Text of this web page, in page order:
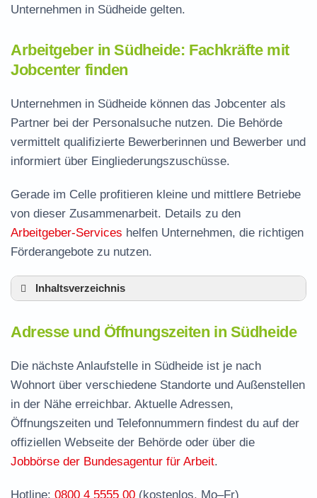
Unternehmen in Südheide gelten.
Arbeitgeber in Südheide: Fachkräfte mit
Jobcenter finden
Unternehmen in Südheide können das Jobcenter als
Partner bei der Personalsuche nutzen. Die Behörde
vermittelt qualifizierte Bewerberinnen und Bewerber und
informiert über Eingliederungszuschüsse.
Gerade im Celle profitieren kleine und mittlere Betriebe
von dieser Zusammenarbeit. Details zu den
Arbeitgeber-Services helfen Unternehmen, die richtigen
Förderangebote zu nutzen.
Inhaltsverzeichnis
Leistungen der Arbeitsvermittlung in Südheide
Termin vereinbaren und Bürgergeld beantragen
Jobcenter Celle – zuständige Stelle
Häufige Fragen rund ums Jobcenter
Adresse und Öffnungszeiten in Südheide
Die nächste Anlaufstelle in Südheide ist je nach
Wohnort über verschiedene Standorte und Außenstellen
in der Nähe erreichbar. Aktuelle Adressen,
Öffnungszeiten und Telefonnummern findest du auf der
offiziellen Webseite der Behörde oder über die
Jobbörse der Bundesagentur für Arbeit.
Hotline: 0800 4 5555 00 (kostenlos, Mo–Fr)